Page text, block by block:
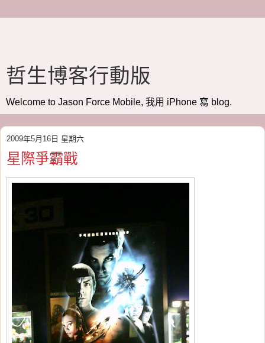
哲生博客行動版
Welcome to Jason Force Mobile, 我用 iPhone 寫 blog.
2009年5月16日 星期六
星際爭霸戰